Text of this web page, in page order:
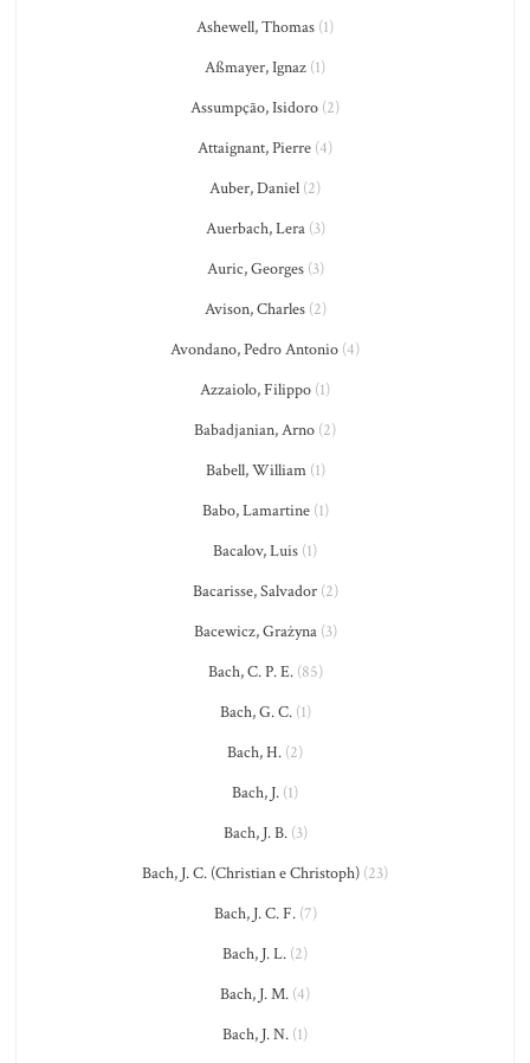
Ashewell, Thomas (1)
Aßmayer, Ignaz (1)
Assumpção, Isidoro (2)
Attaignant, Pierre (4)
Auber, Daniel (2)
Auerbach, Lera(3)
Auric, Georges(3)
Avison, Charles(2)
Avondano, Pedro Antonio (4)
Azzaiolo, Filippo (1)
Babadjanian, Arno (2)
Babell, William(1)
Babo, Lamartine(1)
Bacalov, Luis (1)
Bacarisse, Salvador(2)
Bacewicz, Grażyna(3)
Bach, C. P. E.(85)
Bach, G. C.(1)
Bach, H. (2)
Bach, J. (1)
Bach, J. B.(3)
Bach, J. C. (Christian e Christoph) (23)
Bach, J. C. F.(7)
Bach, J. L. (2)
Bach, J. M. (4)
Bach, J. N. (1)